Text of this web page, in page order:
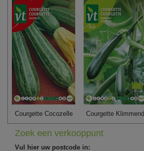
Courgette Cocozelle Courgette Klimmend
Zoek een verkooppunt
Vul hier uw postcode in: